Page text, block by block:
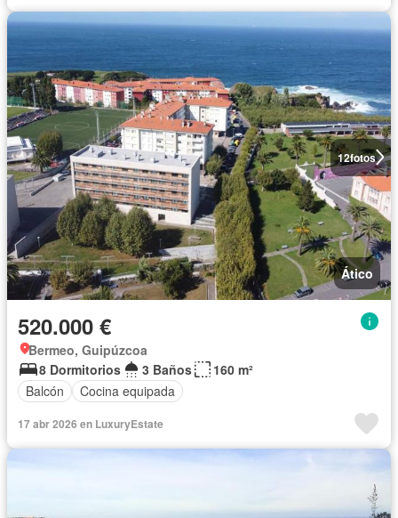
12fotos
Ático
520.000 €
Bermeo, Guipúzcoa
8 Dormitorios
3 Baños
160 m²
Balcón
Cocina equipada
17 abr 2026 en LuxuryEstate